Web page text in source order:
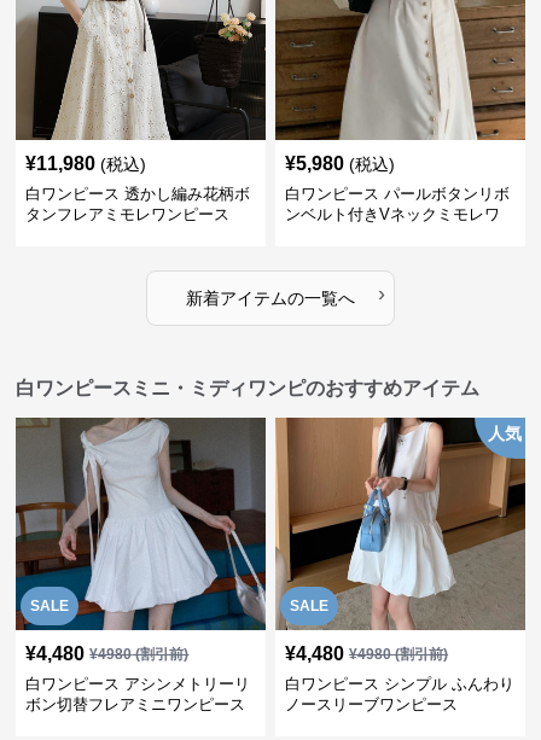
¥11,980 (税込)
白ワンピース 透かし編み花柄ボ
タンフレアミモレワンピース
¥5,980 (税込)
白ワンピース パールボタンリボ
ンベルト付きVネックミモレワ
新着アイテムの一覧へ ›
白ワンピースミニ・ミディワンピのおすすめアイテム
SALE
¥4,480 ¥4980(割引前)
白ワンピース アシンメトリーリ
ボン切替フレアミニワンピース
SALE
人気
¥4,480 ¥4980(割引前)
白ワンピース シンプル ふんわり
ノースリーブワンピース